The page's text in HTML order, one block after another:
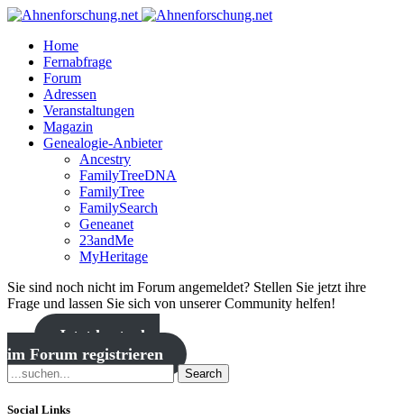
Home
Fernabfrage
Forum
Adressen
Veranstaltungen
Magazin
Genealogie-Anbieter
Ancestry
FamilyTreeDNA
FamilyTree
FamilySearch
Geneanet
23andMe
MyHeritage
Sie sind noch nicht im Forum angemeldet? Stellen Sie jetzt ihre
Frage und lassen Sie sich von unserer Community helfen!
Jetzt kostenlos
im Forum registrieren
Search
Social Links